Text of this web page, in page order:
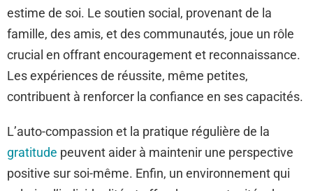
estime de soi. Le soutien social, provenant de la
famille, des amis, et des communautés, joue un rôle
crucial en offrant encouragement et reconnaissance.
Les expériences de réussite, même petites,
contribuent à renforcer la confiance en ses capacités.
L’auto-compassion et la pratique régulière de la
gratitude peuvent aider à maintenir une perspective
positive sur soi-même. Enfin, un environnement qui